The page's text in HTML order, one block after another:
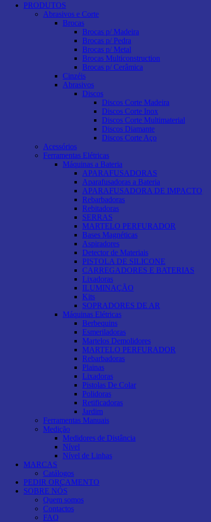
PRODUTOS
Abrasivos e Corte
Brocas
Brocas p/ Madeira
Brocas p/ Pedra
Brocas p/ Metal
Brocas Multiconstruction
Brocas p/ Cerâmica
Cinzéis
Abrasivos
Discos
Discos Corte Madeira
Discos Corte Inox
Discos Corte Multimaterial
Discos Diamante
Discos Corte Aço
Acessórios
Ferramentas Elétricas
Máquinas a Bateria
APARAFUSADORAS
Aparafusadoras a Bateria
APARAFUSADORA DE IMPACTO
Rebarbadoras
Rebitadoras
SERRAS
MARTELO PERFURADOR
Bases Magnéticas
Aspiradores
Detector de Materiais
PISTOLA DE SILICONE
CARREGADORES E BATERIAS
Lixadoras
ILUMINAÇÃO
Kits
SOPRADORES DE AR
Máquinas Elétricas
Berbequins
Esmeriladoras
Martelos Demolidores
MARTELO PERFURADOR
Rebarbadoras
Plainas
Lixadoras
Pistolas De Colar
Polidoras
Retificadoras
Jardim
Ferramentas Manuais
Medição
Medidores de Distância
Nível
Nível de Linhas
MARCAS
Catálogos
PEDIR ORÇAMENTO
SOBRE NÓS
Quem somos
Contactos
FAQ